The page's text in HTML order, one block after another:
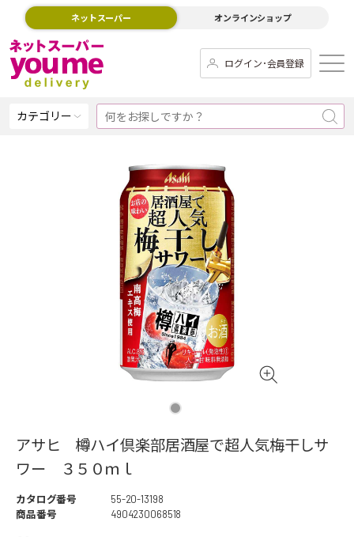
ネットスーパー オンラインショップ
ログイン･会員登録
カテゴリー
アサヒ 樽ハイ倶楽部居酒屋で超人気梅干しサ
ワー ３５０ｍｌ
カタログ番号
55-20-13198
商品番号
4904230068518